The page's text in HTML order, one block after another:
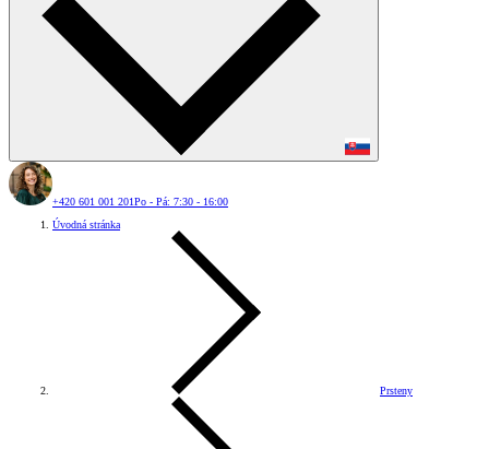
+420 601 001 201Po - Pá: 7:30 - 16:00
Úvodná stránka
Prsteny